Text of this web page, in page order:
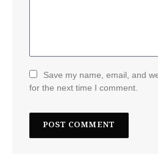
Save my name, email, and
for the next time I comment.